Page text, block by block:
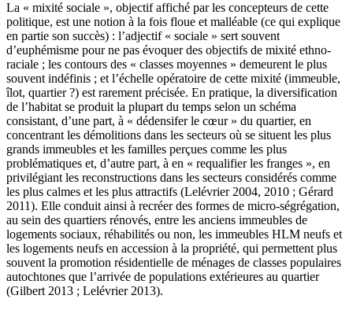
La « mixité sociale », objectif affiché par les concepteurs de cette
politique, est une notion à la fois floue et malléable (ce qui explique
en partie son succès) : l’adjectif « sociale » sert souvent
d’euphémisme pour ne pas évoquer des objectifs de mixité ethno-
raciale ; les contours des « classes moyennes » demeurent le plus
souvent indéfinis ; et l’échelle opératoire de cette mixité (immeuble,
îlot, quartier ?) est rarement précisée. En pratique, la diversification
de l’habitat se produit la plupart du temps selon un schéma
consistant, d’une part, à « dédensifer le cœur » du quartier, en
concentrant les démolitions dans les secteurs où se situent les plus
grands immeubles et les familles perçues comme les plus
problématiques et, d’autre part, à en « requalifier les franges », en
privilégiant les reconstructions dans les secteurs considérés comme
les plus calmes et les plus attractifs (Lelévrier 2004, 2010 ; Gérard
2011). Elle conduit ainsi à recréer des formes de micro-ségrégation,
au sein des quartiers rénovés, entre les anciens immeubles de
logements sociaux, réhabilités ou non, les immeubles HLM neufs et
les logements neufs en accession à la propriété, qui permettent plus
souvent la promotion résidentielle de ménages de classes populaires
autochtones que l’arrivée de populations extérieures au quartier
(Gilbert 2013 ; Lelévrier 2013).